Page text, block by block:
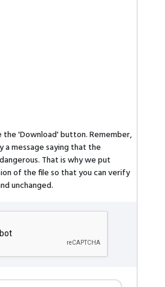
the 'Download' button. Remember,
a message saying that the
That is why we put
of the file so that you can verify
unchanged.